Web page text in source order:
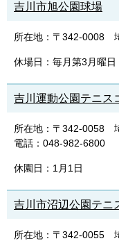
吉川市旭公園球場
所在地：〒342-0008
休場日：毎月第3月曜日
吉川運動公園テニス
所在地：〒342-0058
電話：048-982-6800
休園日：1月1日
吉川市沼辺公園テニ
所在地：〒342-0055